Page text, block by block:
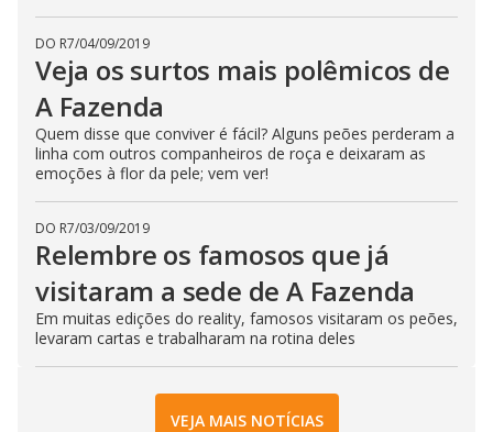
DO R7/04/09/2019
Veja os surtos mais polêmicos de
A Fazenda
Quem disse que conviver é fácil? Alguns peões perderam a
linha com outros companheiros de roça e deixaram as
emoções à flor da pele; vem ver!
DO R7/03/09/2019
Relembre os famosos que já
visitaram a sede de A Fazenda
Em muitas edições do reality, famosos visitaram os peões,
levaram cartas e trabalharam na rotina deles
VEJA MAIS NOTÍCIAS